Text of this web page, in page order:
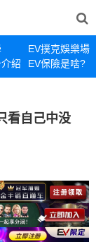
EV撲克娛樂場
紹 EV保險是啥?
看自己中没